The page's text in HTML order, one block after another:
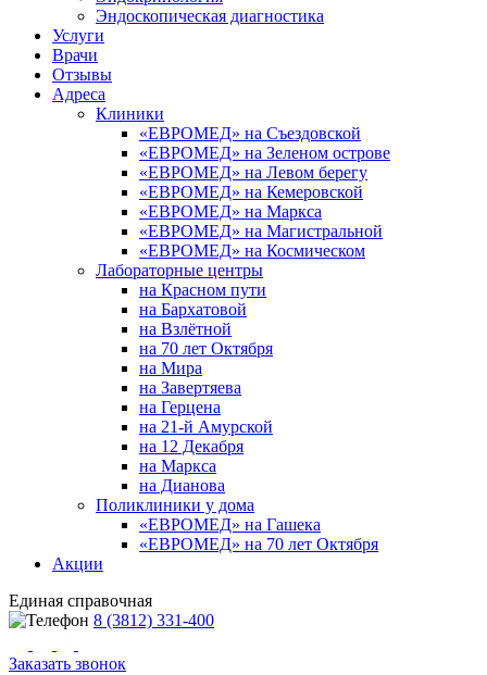
Эндоскопическая диагностика
Услуги
Врачи
Отзывы
Адреса
Клиники
«ЕВРОМЕД» на Съездовской
«ЕВРОМЕД» на Зеленом острове
«ЕВРОМЕД» на Левом берегу
«ЕВРОМЕД» на Кемеровской
«ЕВРОМЕД» на Маркса
«ЕВРОМЕД» на Магистральной
«ЕВРОМЕД» на Космическом
Лабораторные центры
на Красном пути
на Бархатовой
на Взлётной
на 70 лет Октября
на Мира
на Завертяева
на Герцена
на 21-й Амурской
на 12 Декабря
на Маркса
на Дианова
Поликлиники у дома
«ЕВРОМЕД» на Гашека
«ЕВРОМЕД» на 70 лет Октября
Акции
Единая справочная
8 (3812) 331-400
Заказать звонок